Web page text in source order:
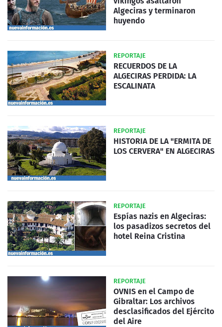
Algeciras y terminaron
huyendo
REPORTAJE
RECUERDOS DE LA
ALGECIRAS PERDIDA: LA
ESCALINATA
REPORTAJE
HISTORIA DE LA "ERMITA DE
LOS CERVERA" EN ALGECIRAS
REPORTAJE
Espías nazis en Algeciras:
los pasadizos secretos del
hotel Reina Cristina
REPORTAJE
OVNIS en el Campo de
Gibraltar: Los archivos
desclasificados del Ejército
del Aire